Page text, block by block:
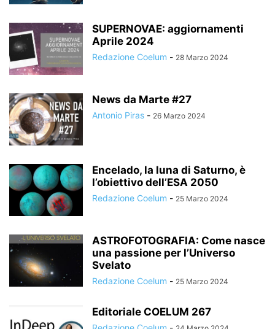
SUPERNOVAE: aggiornamenti
Aprile 2024
Redazione Coelum - 28 Marzo 2024
News da Marte #27
Antonio Piras - 26 Marzo 2024
Encelado, la luna di Saturno, è
l’obiettivo dell’ESA 2050
Redazione Coelum - 25 Marzo 2024
ASTROFOTOGRAFIA: Come nasce
una passione per l’Universo
Svelato
Redazione Coelum - 25 Marzo 2024
Editoriale COELUM 267